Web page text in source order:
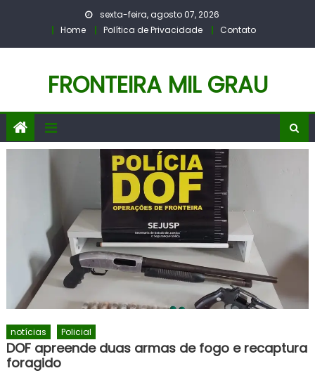
sexta-feira, agosto 07, 2026
Home
Política de Privacidade Contato
FRONTEIRA MIL GRAU
notícias Policial
DOF apreende duas armas de fogo e recaptura
foragido